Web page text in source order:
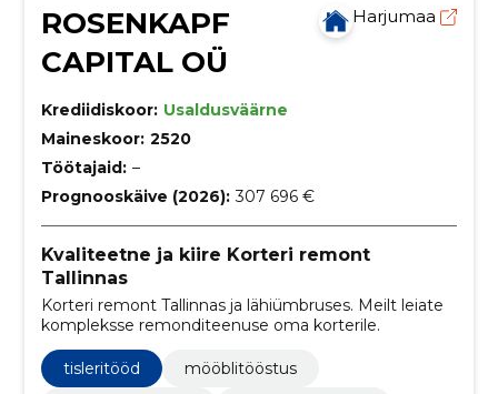
ROSENKAPF
CAPITAL OÜ
Harjumaa
Krediidiskoor: Usaldusväärne
Maineskoor: 2520
Töötajaid: –
Prognooskäive (2026): 307 696 €
Kvaliteetne ja kiire Korteri remont
Tallinnas
Korteri remont Tallinnas ja lähiümbruses. Meilt leiate
kompleksse remonditeenuse oma korterile.
tisleritööd
mööblitööstus